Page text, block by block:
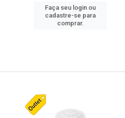
Faça seu login ou
cadastre-se para
comprar.